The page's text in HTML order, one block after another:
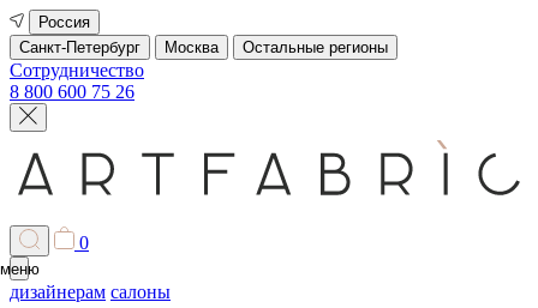
Россия
Санкт-Петербург
Москва Остальные регионы
Сотрудничество
8 800 600 75 26
0
меню
дизайнерам салоны